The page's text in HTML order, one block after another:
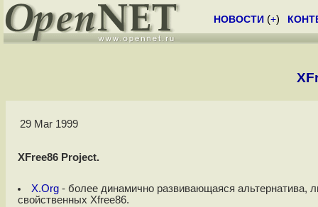
НОВОСТИ (+)
29 Mar 1999
XFree86 Project.
X.Org - более динамично развивающаяся альтернатива,
свойственных Xfree86.